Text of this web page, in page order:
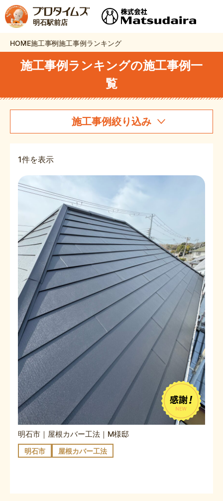
明石駅前店
HOME施工事例施工事例ランキング
施工事例ランキングの施工事例一
覧
施工事例絞り込み
1件を表示
明石市｜屋根カバー工法｜M様邸
明石市 屋根カバー工法